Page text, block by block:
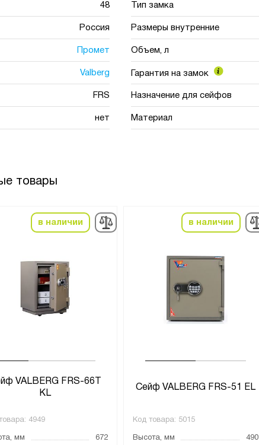
48
Россия
Промет
Valberg
FRS
нет
Тип замка
Размеры внутренние
Объем, л
Гарантия на замок
Назначение для сейфов
Материал
товары
в наличии
VALBERG FRS-66T
KL
4949
мм
672
в наличии
Сейф VALBERG FRS-51 EL
Код товара: 5015
Высота, мм
490